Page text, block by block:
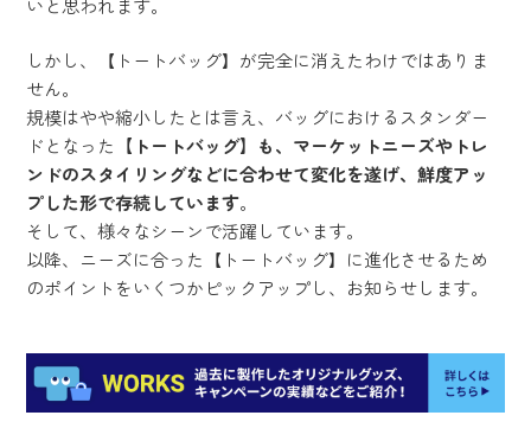
いと思われます。
しかし、【トートバッグ】が完全に消えたわけではありま
せん。
規模はやや縮小したとは言え、バッグにおけるスタンダー
ドとなった 【トートバッグ】も、マーケットニーズやトレ
ンドのスタイリングなどに合わせて変化を遂げ、鮮度アッ
プした形で存続しています。
そして、様々なシーンで活躍しています。
以降、ニーズに合った【トートバッグ】に進化させるため
のポイントをいくつかピックアップし、お知らせします。